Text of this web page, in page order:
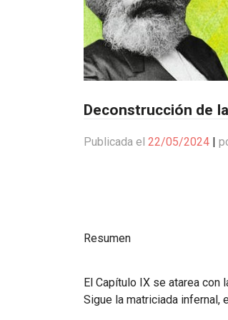
Deconstrucción de
Publicada el 22/05/2024 |
Resumen
El Capítulo IX se atarea con
Sigue la matriciada infernal,